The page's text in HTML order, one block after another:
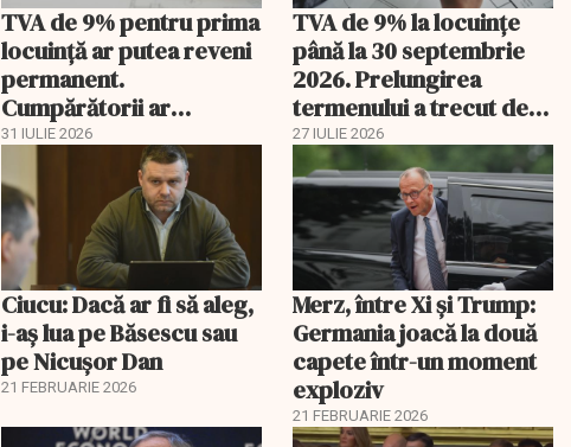
TVA de 9% pentru prima
locuință ar putea reveni
permanent.
Cumpărătorii ar
economisi zeci de mii de
31 IULIE 2026
TVA de 9% la locuințe
până la 30 septembrie
2026. Prelungirea
termenului a trecut de
comisia din Parlament
27 IULIE 2026
Ciucu: Dacă ar fi să aleg,
i-aș lua pe Băsescu sau
pe Nicușor Dan
21 FEBRUARIE 2026
Merz, între Xi și Trump:
Germania joacă la două
capete într-un moment
exploziv
21 FEBRUARIE 2026